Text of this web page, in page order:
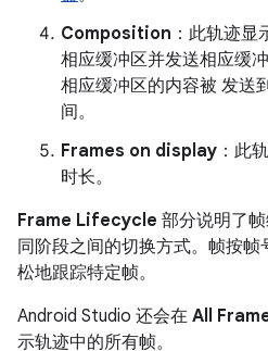
Composition ：此轨迹
相应缓冲区并发送相应缓
相应缓冲区的内容被 发送
间。
Frames on display ：此
时长。
Frame Lifecycle 部分说明了
同阶段之间的切换方式。帧按
松地跟踪特定帧。
Android Studio 还会在 All
示轨迹中的所有帧。